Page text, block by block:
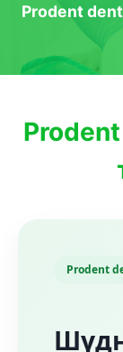
Prodent
Prodent